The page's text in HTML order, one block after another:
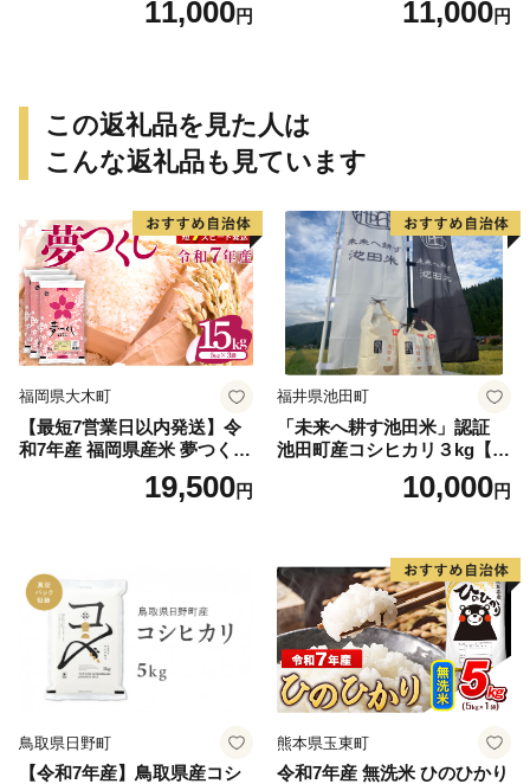
11,000円 11,000円
この返礼品を見た人は
こんな返礼品も見ています
福岡県大木町
【最短7営業日以内発送】令
和7年産 福岡県産米 夢つくし
15kg 精米 ※北海道・沖縄・
19,500円
福井県池田町
「未来へ耕す池田米」認証
池田町産コシヒカリ３kg【お
1人様につき３セットまで】
10,000円
鳥取県日野町
【令和7年産】鳥取県産コシ
熊本県玉東町
令和7年産 無洗米 ひのひかり